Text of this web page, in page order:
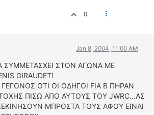
0
Jan 8, 2004, 11:00 AM
ΣΥΜΜΕΤΑΣΧΕΙ ΣΤΟΝ ΑΓΩΝΑ ΜΕ
GIRAUDET!
ΟΤΙ ΟΙ ΟΔΗΓΟΙ FIA B ΠΗΡΑΝ
ΠΙΣΩ ΑΠΟ ΑΥΤΟΥΣ ΤΟΥ JWRC...ΑΣ
ΜΠΡΟΣΤΑ ΤΟΥΣ ΑΦΟΥ ΕΙΝΑΙ